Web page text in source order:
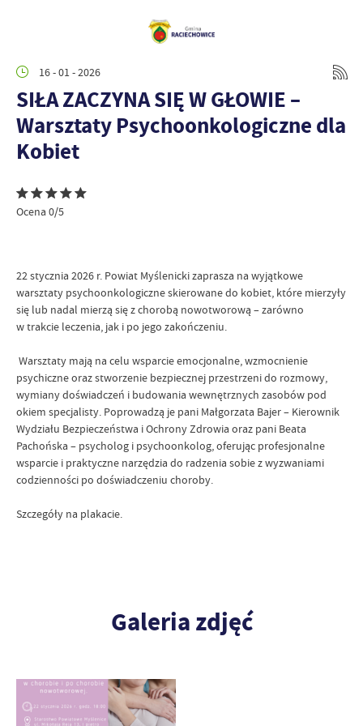
16 - 01 - 2026
SIŁA ZACZYNA SIĘ W GŁOWIE –
Warsztaty Psychoonkologiczne dla
Kobiet
Ocena 0/5
22 stycznia 2026 r. Powiat Myślenicki zaprasza na wyjątkowe
warsztaty psychoonkologiczne skierowane do kobiet, które mierzyły
się lub nadal mierzą się z chorobą nowotworową – zarówno
w trakcie leczenia, jak i po jego zakończeniu.
Warsztaty mają na celu wsparcie emocjonalne, wzmocnienie
psychiczne oraz stworzenie bezpiecznej przestrzeni do rozmowy,
wymiany doświadczeń i budowania wewnętrznych zasobów pod
okiem specjalisty. Poprowadzą je pani Małgorzata Bajer – Kierownik
Wydziału Bezpieczeństwa i Ochrony Zdrowia oraz pani Beata
Pachońska – psycholog i psychoonkolog, oferując profesjonalne
wsparcie i praktyczne narzędzia do radzenia sobie z wyzwaniami
codzienności po doświadczeniu choroby.
Szczegóły na plakacie.
Galeria zdjęć